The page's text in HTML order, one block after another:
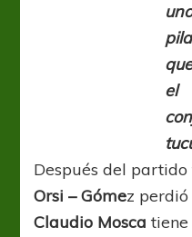
el
Después del
Orsi – Gómez
Claudio Mosca